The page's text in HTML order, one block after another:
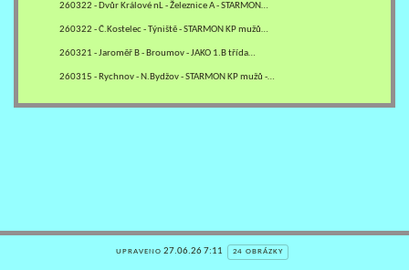
260322 - Dvůr Králové nL - Železnice A - STARMON…
260322 - Č.Kostelec - Týniště - STARMON KP mužů…
260321 - Jaroměř B - Broumov - JAKO 1.B třída…
260315 - Rychnov - N.Bydžov - STARMON KP mužů -…
UPRAVENO 27.06.26 7:11 24 OBRÁZKY